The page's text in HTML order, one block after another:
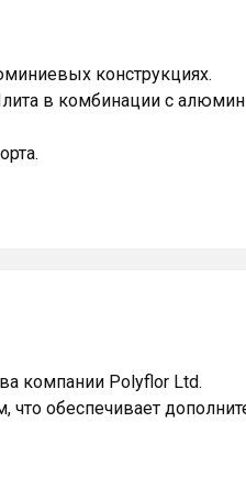
конструкциях.
в комбинации с
компании Polyflor Ltd.
что обеспечивает